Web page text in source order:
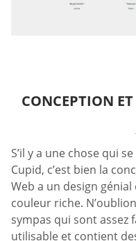
CONCEPTION
S’il y a une chose qui
Cupid, c’est bien la
Web a un design
couleur riche.
sympas qui sont assez
utilisable et contient